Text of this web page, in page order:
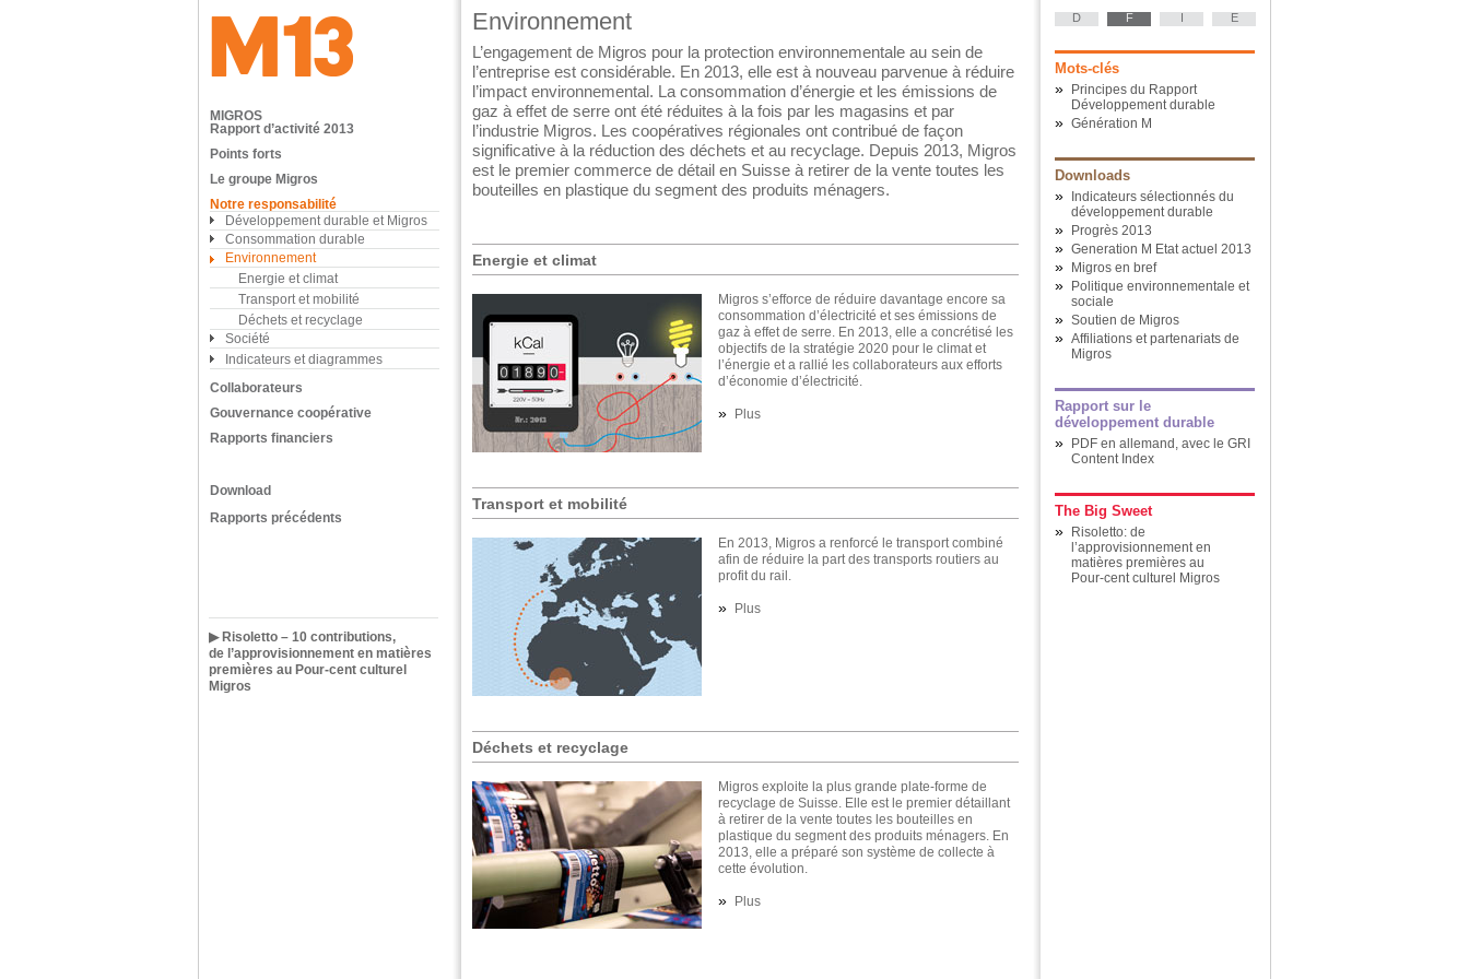
▶ Risoletto – 10 contributions,
de l’approvisionnement en matières
premières au Pour-cent culturel
Migros
MIGROS
Rapport d’activité 2013
Points forts
Le groupe Migros
Notre responsabilité
Développement durable et Migros
Consommation durable
Environnement
Energie et climat
Transport et mobilité
Déchets et recyclage
Société
Indicateurs et diagrammes
Collaborateurs
Gouvernance coopérative
Rapports financiers
Download
Rapports précédents
Environnement
L’engagement de Migros pour la protection environnementale au sein de
l’entreprise est considérable. En 2013, elle est à nouveau parvenue à réduire
l’impact environnemental. La consommation d’énergie et les émissions de
gaz à effet de serre ont été réduites à la fois par les magasins et par
l’industrie Migros. Les coopératives régionales ont contribué de façon
significative à la réduction des déchets et au recyclage. Depuis 2013, Migros
est le premier commerce de détail en Suisse à retirer de la vente toutes les
bouteilles en plastique du segment des produits ménagers.
Energie et climat
Migros s’efforce de réduire davantage encore sa
consommation d’électricité et ses émissions de
gaz à effet de serre. En 2013, elle a concrétisé les
objectifs de la stratégie 2020 pour le climat et
l’énergie et a rallié les collaborateurs aux efforts
d’économie d’électricité.
» Plus
Transport et mobilité
En 2013, Migros a renforcé le transport combiné
afin de réduire la part des transports routiers au
profit du rail.
» Plus
Déchets et recyclage
Migros exploite la plus grande plate-forme de
recyclage de Suisse. Elle est le premier détaillant
à retirer de la vente toutes les bouteilles en
plastique du segment des produits ménagers. En
2013, elle a préparé son système de collecte à
cette évolution.
» Plus
D F I E
Mots-clés
»
Principes du Rapport
Développement durable
» Génération M
Downloads
»
Indicateurs sélectionnés du
développement durable
» Progrès 2013
» Generation M Etat actuel 2013
» Migros en bref
»
Politique environnementale et
sociale
» Soutien de Migros
» Affiliations et partenariats de
Migros
Rapport sur le
développement durable
»
PDF en allemand, avec le GRI
Content Index
The Big Sweet
»
Risoletto: de
l’approvisionnement en
matières premières au
Pour-cent culturel Migros